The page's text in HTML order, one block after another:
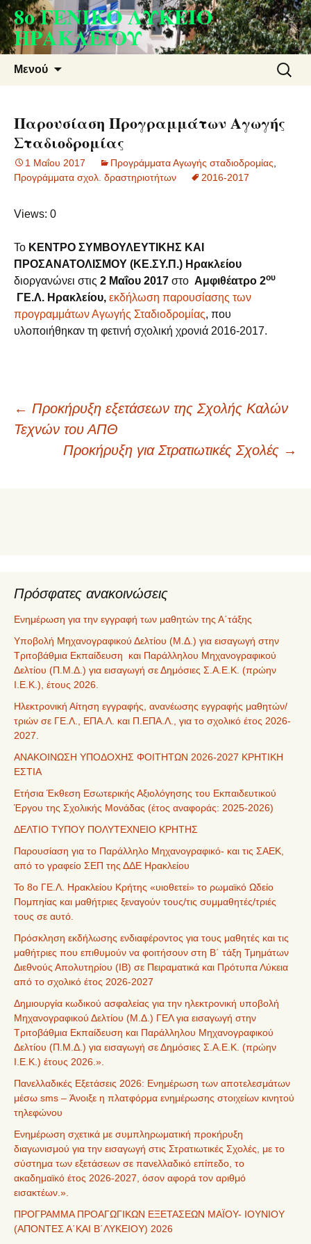
Μετάβαση
σε
περιεχόμενο
8ο ΓΕΝΙΚΟ ΛΥΚΕΙΟ
ΗΡΑΚΛΕΙΟΥ
Μενού
για:
Παρουσίαση Προγραμμάτων Αγωγής
Σταδιοδρομίας
1 Μαΐου 2017 Προγράμματα Αγωγής σταδιοδρομίας
Προγράμματα σχολ. δραστηριοτήτων
2016-2017
Views: 0
Το ΚΕΝΤΡΟ ΣΥΜΒΟΥΛΕΥΤΙΚΗΣ ΚΑΙ
ΠΡΟΣΑΝΑΤΟΛΙΣΜΟΥ (ΚΕ.ΣΥ.Π.) Ηρακλείου
διοργανώνει στις 2 Μαΐου 2017 στο Αμφιθέατρο 2ου
ΓΕ.Λ. Ηρακλείου, εκδήλωση παρουσίασης των
προγραμμάτων Αγωγής Σταδιοδρομίας, που
υλοποιήθηκαν τη φετινή σχολική χρονιά 2016-2017.
Πλοήγηση
άρθρων
← Προκήρυξη εξετάσεων της Σχολής Καλών
Τεχνών του ΑΠΘ
Προκήρυξη για Στρατιωτικές Σχολές →
Πρόσφατες ανακοινώσεις
Ενημέρωση για την εγγραφή των μαθητών της Α΄τάξης
Υποβολή Μηχανογραφικού Δελτίου (Μ.Δ.) για εισαγωγή στην
Τριτοβάθμια Εκπαίδευση και Παράλληλου Μηχανογραφικού
Δελτίου (Π.Μ.Δ.) για εισαγωγή σε Δημόσιες Σ.Α.Ε.Κ. (πρώην
Ι.Ε.Κ.), έτους 2026.
Ηλεκτρονική Αίτηση εγγραφής, ανανέωσης εγγραφής μαθητών/
τριών σε ΓΕ.Λ., ΕΠΑ.Λ. και Π.ΕΠΑ.Λ., για το σχολικό έτος 2026-
2027.
ΑΝΑΚΟΙΝΩΣΗ ΥΠΟΔΟΧΗΣ ΦΟΙΤΗΤΩΝ 2026-2027 ΚΡΗΤΙΚΗ
ΕΣΤΙΑ
Ετήσια Έκθεση Εσωτερικής Αξιολόγησης του Εκπαιδευτικού
Έργου της Σχολικής Μονάδας (έτος αναφοράς: 2025-2026)
ΔΕΛΤΙΟ ΤΥΠΟΥ ΠΟΛΥΤΕΧΝΕΙΟ ΚΡΗΤΗΣ
Παρουσίαση για το Παράλληλο Μηχανογραφικό- και τις ΣΑΕΚ,
από το γραφείο ΣΕΠ της ΔΔΕ Ηρακλείου
Το 8ο ΓΕ.Λ. Ηρακλείου Κρήτης «υιοθετεί» το ρωμαϊκό Ωδείο
Πομπηίας και μαθήτριες ξεναγούν τους/τις συμμαθητές/τριές
τους σε αυτό.
Πρόσκληση εκδήλωσης ενδιαφέροντος για τους μαθητές και τις
μαθήτριες που επιθυμούν να φοιτήσουν στη Β΄ τάξη Τμημάτων
Διεθνούς Απολυτηρίου (IB) σε Πειραματικά και Πρότυπα Λύκεια
από το σχολικό έτος 2026-2027
Δημιουργία κωδικού ασφαλείας για την ηλεκτρονική υποβολή
Μηχανογραφικού Δελτίου (Μ.Δ.) ΓΕΛ για εισαγωγή στην
Τριτοβάθμια Εκπαίδευση και Παράλληλου Μηχανογραφικού
Δελτίου (Π.Μ.Δ.) για εισαγωγή σε Δημόσιες Σ.Α.Ε.Κ. (πρώην
Ι.Ε.Κ.) έτους 2026.».
Πανελλαδικές Εξετάσεις 2026: Ενημέρωση των αποτελεσμάτων
μέσω sms – Άνοιξε η πλατφόρμα ενημέρωσης στοιχείων κινητού
τηλεφώνου
Ενημέρωση σχετικά με συμπληρωματική προκήρυξη
διαγωνισμού για την εισαγωγή στις Στρατιωτικές Σχολές, με το
σύστημα των εξετάσεων σε πανελλαδικό επίπεδο, το
ακαδημαϊκό έτος 2026-2027, όσον αφορά τον αριθμό
εισακτέων.».
ΠΡΟΓΡΑΜΜΑ ΠΡΟΑΓΩΓΙΚΩΝ ΕΞΕΤΑΣΕΩΝ ΜΑΪΟΥ- ΙΟΥΝΙΟΥ
(ΑΠΟΝΤΕΣ Α΄ΚΑΙ Β΄ΛΥΚΕΙΟΥ) 2026